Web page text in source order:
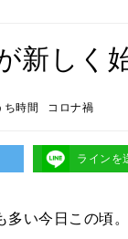
新しく
ち時間 コロナ禍
ラインを
多い今日この頃